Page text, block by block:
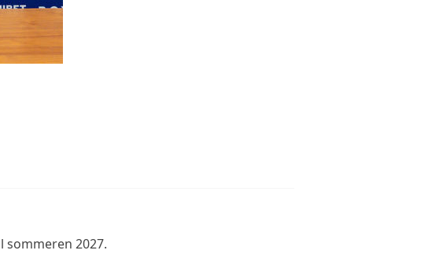
sommeren 2027.